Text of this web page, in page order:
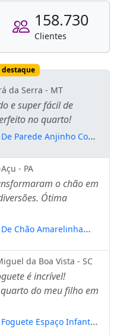
158.730
Clientes
destaque
da Serra - MT
e super fácil de
no quarto!
Parede Anjinho Com
- PA
o chão em
Ótima
Chão Amarelinha
da Boa Vista - SC
é incrível!
do meu filho em
Espaço Infantil